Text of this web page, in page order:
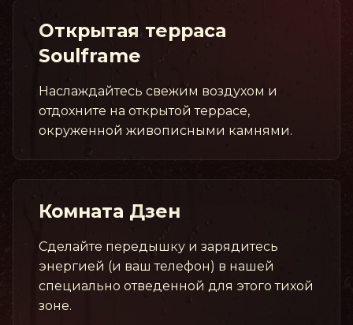
Открытая терраса
Soulframe
Наслаждайтесь свежим воздухом и
отдохните на открытой террасе,
окруженной живописными камнями.
Комната Дзен
Сделайте передышку и зарядитесь
энергией (и ваш телефон) в нашей
специально отведенной для этого тихой
зоне.